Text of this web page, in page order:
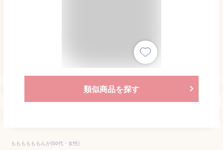
類似商品を探す
ももももももんが(50代・女性)